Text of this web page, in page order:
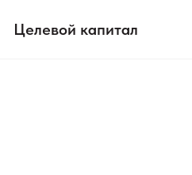
Целевой капитал